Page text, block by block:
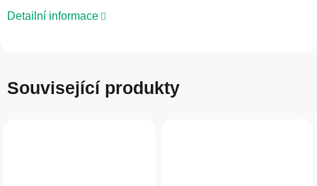
Detailní informace
Související produkty